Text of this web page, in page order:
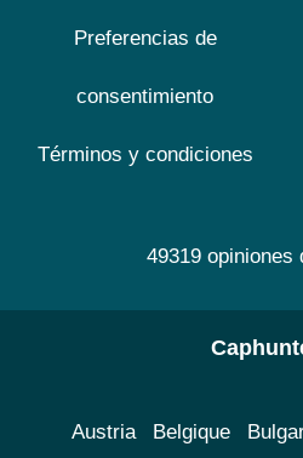
Preferencias de
consentimiento
Términos y condiciones
49319 opiniones
Austria Belgique